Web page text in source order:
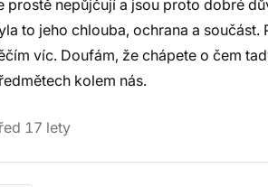
prostě nepůjčují a jsou proto dobré
to jeho chlouba, ochrana a
víc. Doufám, že chápete o čem
kolem nás.
17 lety